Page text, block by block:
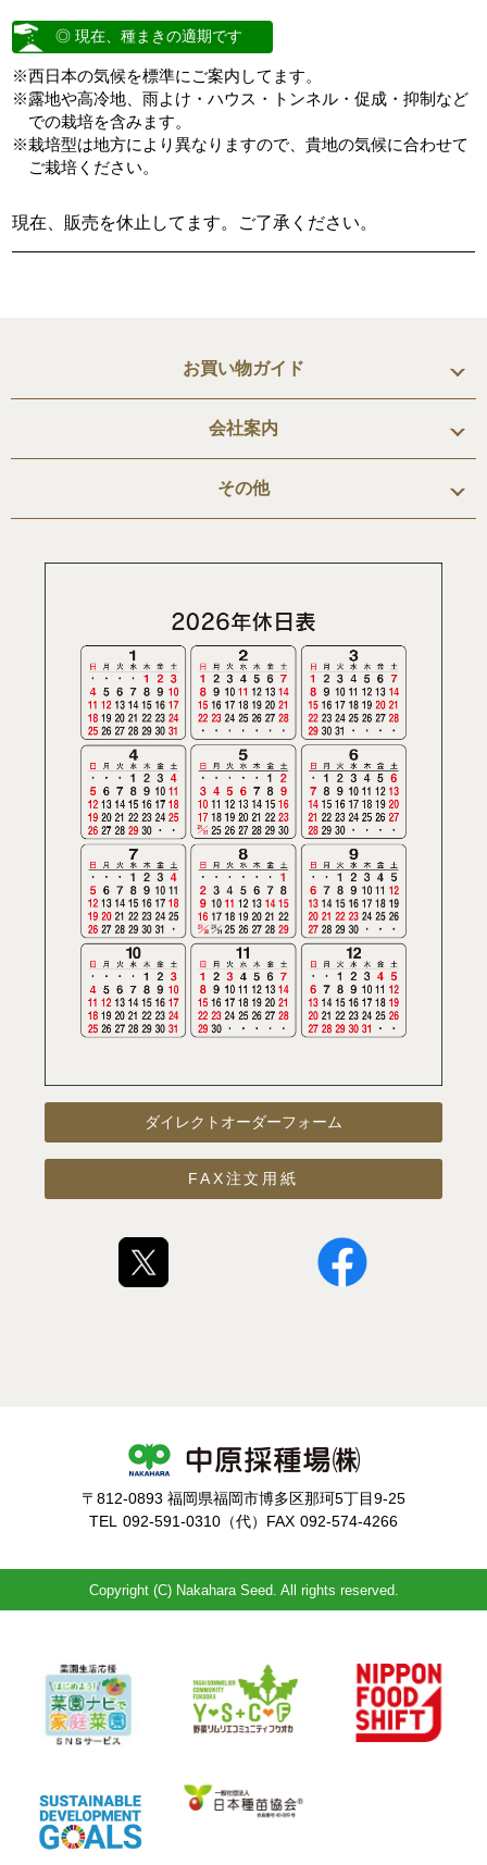
◎ 現在、種まきの適期です
※西日本の気候を標準にご案内してます。
※露地や高冷地、雨よけ・ハウス・トンネル・促成・抑制など
での栽培を含みます。
※栽培型は地方により異なりますので、貴地の気候に合わせて
ご栽培ください。
現在、販売を休止してます。ご了承ください。
お買い物ガイド
会社案内
その他
ダイレクトオーダーフォーム
FAX注文用紙
〒812-0893 福岡県福岡市博多区那珂5丁目9-25
TEL 092-591-0310（代） FAX 092-574-4266
Copyright (C) Nakahara Seed. All rights reserved.